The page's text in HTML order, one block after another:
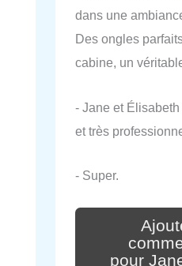
dans une
Des ongles
cabine, un
- Jane et
et très
- Super.
pour